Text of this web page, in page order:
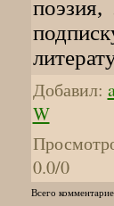
Добавил:
W
0.0/0
Всего